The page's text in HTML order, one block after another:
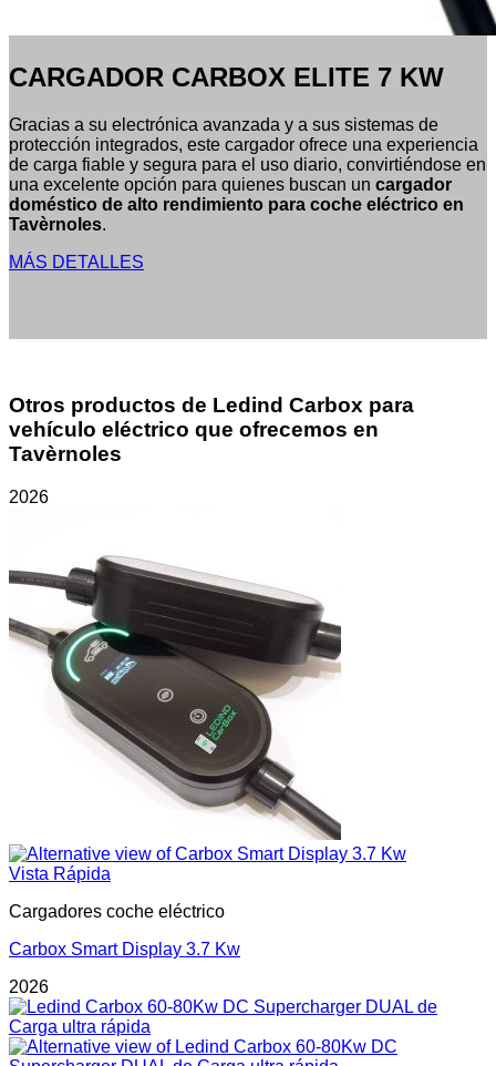
CARGADOR CARBOX ELITE 7 KW
Gracias a su electrónica avanzada y a sus sistemas de
protección integrados, este cargador ofrece una experiencia
de carga fiable y segura para el uso diario, convirtiéndose en
una excelente opción para quienes buscan un cargador
doméstico de alto rendimiento para coche eléctrico en
Tavèrnoles.
MÁS DETALLES
Otros productos de Ledind Carbox para
vehículo eléctrico que ofrecemos en
Tavèrnoles
2026
Vista Rápida
Cargadores coche eléctrico
Carbox Smart Display 3.7 Kw
2026